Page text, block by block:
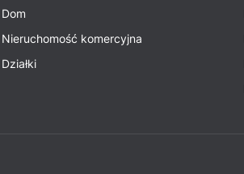
Dom
Nieruchomość komercyjna
Działki